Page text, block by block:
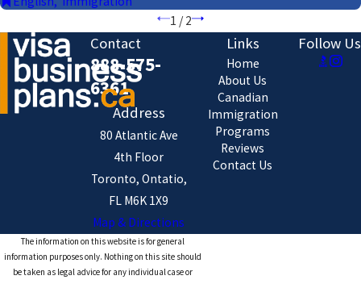
1 / 2
Contact
888-575-
6361
Address
80 Atlantic Ave
4th Floor
Toronto, Ontatio,
FL M6K 1X9
Map & Directions
Links
Home
About Us
Canadian
Immigration
Programs
Reviews
Contact Us
Follow Us
The information on this website is for general
information purposes only. Nothing on this site should
be taken as legal advice for any individual case or